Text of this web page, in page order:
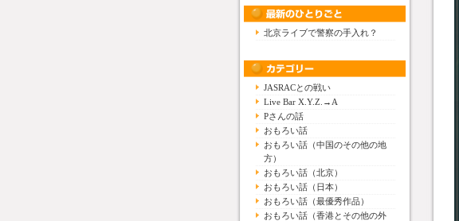
北京ライブで警察の手入れ？
JASRACとの戦い
Live Bar X.Y.Z.→A
Pさんの話
おもろい話
おもろい話（中国のその他の地
方）
おもろい話（北京）
おもろい話（日本）
おもろい話（最優秀作品）
おもろい話（香港とその他の外